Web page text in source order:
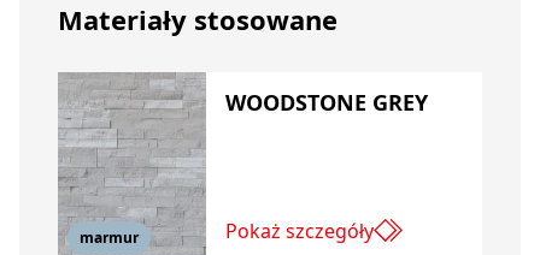
Materiały stosowane
marmur
WOODSTONE GREY
Pokaż szczegóły